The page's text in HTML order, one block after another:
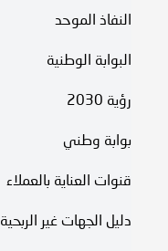
النفاذ الموحد
البوابة الوطنية
رؤية 2030
بوابة وطني
قنوات العناية بالعملاء
دليل الجهات غير الربحية